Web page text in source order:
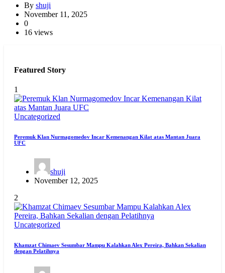
By shuji
November 11, 2025
0
16 views
Featured Story
1
Uncategorized
Peremuk Klan Nurmagomedov Incar Kemenangan Kilat atas Mantan Juara
UFC
shuji
November 12, 2025
2
Uncategorized
Khamzat Chimaev Sesumbar Mampu Kalahkan Alex Pereira, Bahkan Sekalian
dengan Pelatihnya